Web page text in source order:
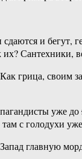
и
Сантехники,
грица,
уже до
с голодухи
главную